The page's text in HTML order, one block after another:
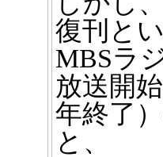
復刊と
MBSラ
放送開
年終了
と、